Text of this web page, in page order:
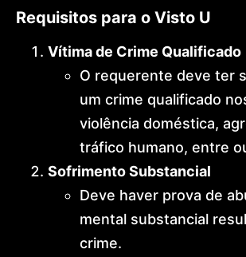
Requisitos para o Visto U
Vítima de Crime Qualificado
O requerente deve ter
um crime qualificado
violência doméstica,
tráfico humano, entre
Sofrimento Substancial
Deve haver prova de
mental substancial
crime.